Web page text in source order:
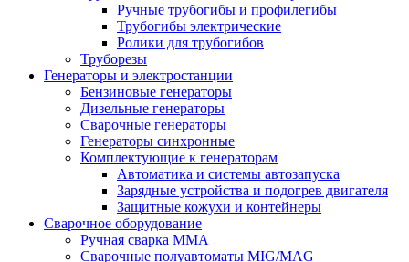
Ручные трубогибы и профилегибы
Трубогибы электрические
Ролики для трубогибов
Труборезы
Генераторы и электростанции
Бензиновые генераторы
Дизельные генераторы
Сварочные генераторы
Генераторы синхронные
Комплектующие к генераторам
Автоматика и системы автозапуска
Зарядные устройства и подогрев двигателя
Защитные кожухи и контейнеры
Сварочное оборудование
Ручная сварка MMA
Сварочные полуавтоматы MIG/MAG